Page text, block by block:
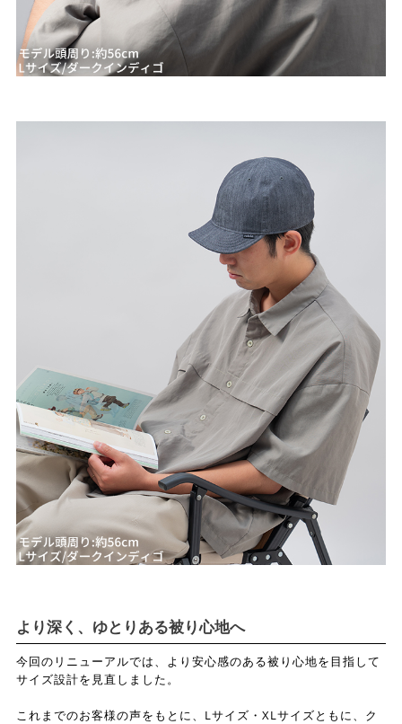
より深く、ゆとりある被り心地へ
今回のリニューアルでは、より安心感のある被り心地を目指して
サイズ設計を見直しました。
これまでのお客様の声をもとに、Lサイズ・XLサイズともに、ク